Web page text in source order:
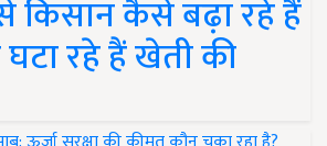
किसान कैसे बढ़ा रहे हैं
रहे हैं खेती की